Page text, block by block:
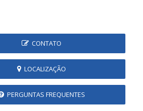
CONTATO
LOCALIZAÇÃO
PERGUNTAS FREQUENTES